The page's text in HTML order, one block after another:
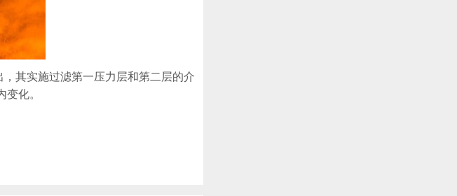
其实施过滤第一压力层和第二层的介
化。